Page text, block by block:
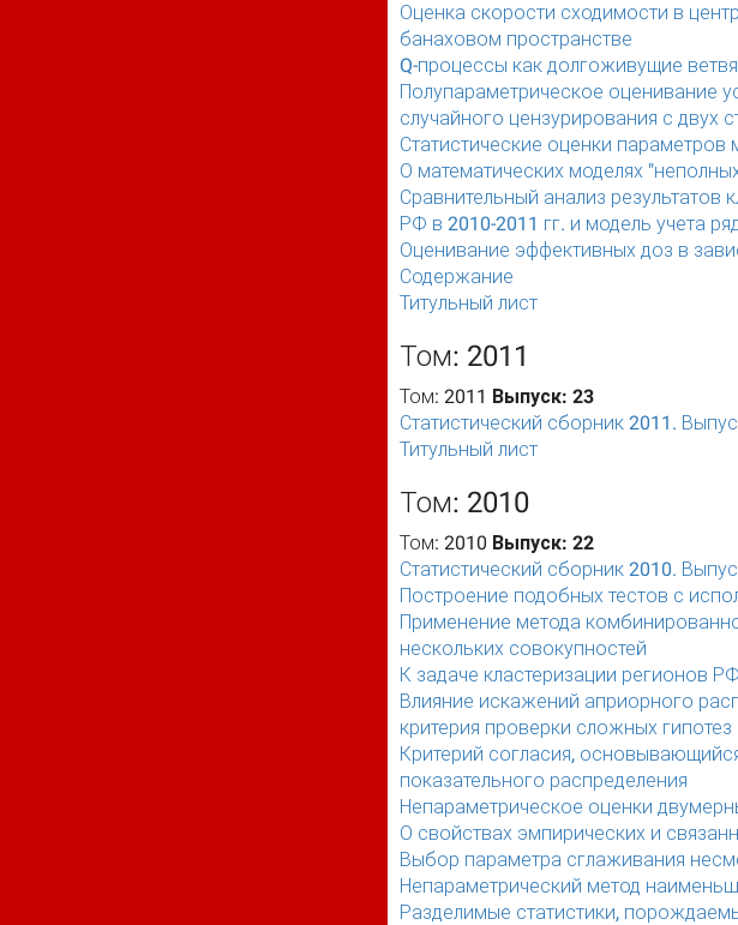
Оценка скорости сходимости в
банаховом пространстве
Q-процессы как долгоживущие
Полупараметрическое оценивание
случайного цензурирования с двух
Статистические оценки
О математических моделях
Сравнительный анализ результатов
РФ в 2010-2011 гг. и модель учета
Оценивание эффективных доз в
Содержание
Титульный лист
Том: 2011
Том: 2011 Выпуск: 23
Статистический сборник 2011.
Титульный лист
Том: 2010
Том: 2010 Выпуск: 22
Статистический сборник 2010.
Построение подобных тестов с
Применение метода
нескольких совокупностей
К задаче кластеризации регионов
Влияние искажений априорного
критерия проверки сложных гипотез
Критерий согласия,
показательного распределения
Непараметрическое оценки
О свойствах эмпирических и
Выбор параметра сглаживания
Непараметрический метод
Разделимые статистики,